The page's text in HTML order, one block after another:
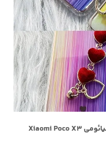
4-جدیدترین سری از عکس های قاب گوشی شیائومی Xiaomi Poco X3